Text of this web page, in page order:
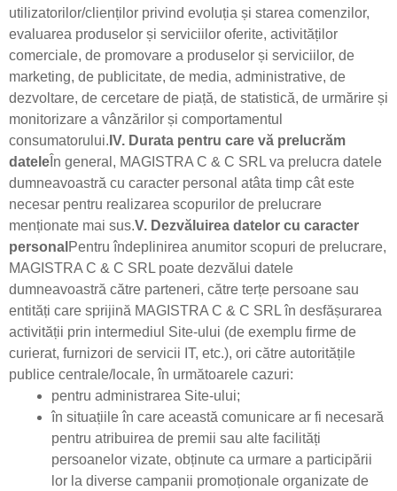
utilizatorilor/clienților privind evoluția și starea comenzilor,
evaluarea produselor și serviciilor oferite, activităților
comerciale, de promovare a produselor și serviciilor, de
marketing, de publicitate, de media, administrative, de
dezvoltare, de cercetare de piață, de statistică, de urmărire și
monitorizare a vânzărilor și comportamentul
consumatorului. IV. Durata pentru care vă prelucrăm
datele În general, MAGISTRA C & C SRL va prelucra datele
dumneavoastră cu caracter personal atâta timp cât este
necesar pentru realizarea scopurilor de prelucrare
menționate mai sus.V. Dezvăluirea datelor cu caracter
personal Pentru îndeplinirea anumitor scopuri de prelucrare,
MAGISTRA C & C SRL poate dezvălui datele
dumneavoastră către parteneri, către terțe persoane sau
entități care sprijină MAGISTRA C & C SRL în desfășurarea
activității prin intermediul Site-ului (de exemplu firme de
curierat, furnizori de servicii IT, etc.), ori către autoritățile
publice centrale/locale, în următoarele cazuri:
pentru administrarea Site-ului;
în situațiile în care această comunicare ar fi necesară
pentru atribuirea de premii sau alte facilități
persoanelor vizate, obținute ca urmare a participării
lor la diverse campanii promoționale organizate de